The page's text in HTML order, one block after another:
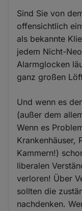
Sind Sie von
offensichtlich
als bekannte
jedem Nicht-
Alarmglocken
ganz großen
Und wenn es
(außer dem
Wenn es
Krankenhäuser,
Kammern!)
liberalen
verloren! Über
sollten die
nachdenken.